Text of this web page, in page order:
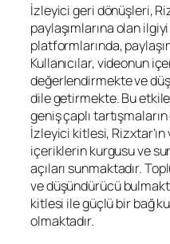
İzleyici geri dönüşleri,
paylaşımlarına olan
platformlarında,
Kullanıcılar, videonun
değerlendirmekte ve
dile getirmekte. Bu
geniş çaplı
İzleyici kitlesi,
içeriklerin kurgusu ve
açıları sunmaktadır.
ve düşündürücü
kitlesi ile güçlü bir bağ
olmaktadır.